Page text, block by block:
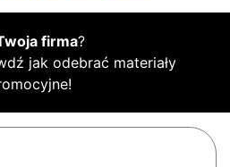
firma?
jak odebrać materiały